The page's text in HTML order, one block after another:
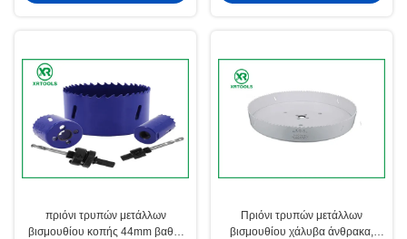
πριόνι τρυπών μετάλλων
βισμουθίου κοπής 44mm βαθύ,
Πριόνι τρυπών μετάλλων
βισμουθίου χάλυβα άνθρακα,